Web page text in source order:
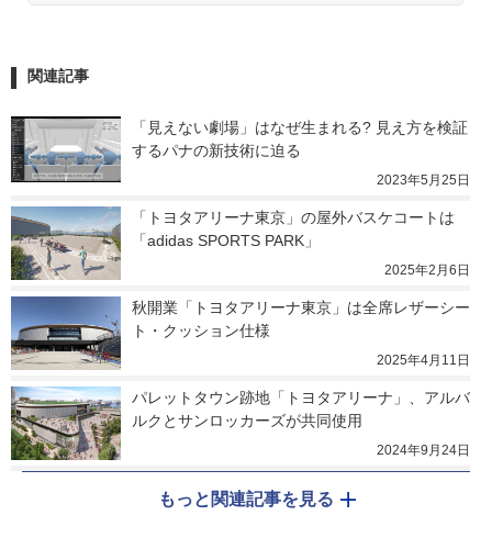
関連記事
「見えない劇場」はなぜ生まれる? 見え方を検証
するパナの新技術に迫る
2023年5月25日
「トヨタアリーナ東京」の屋外バスケコートは
「adidas SPORTS PARK」
2025年2月6日
秋開業「トヨタアリーナ東京」は全席レザーシー
ト・クッション仕様
2025年4月11日
パレットタウン跡地「トヨタアリーナ」、アルバ
ルクとサンロッカーズが共同使用
2024年9月24日
もっと関連記事を見る